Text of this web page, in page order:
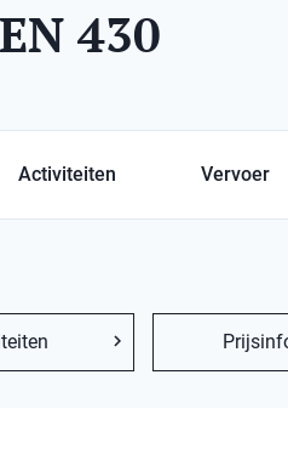
430
Activiteiten Vervoer